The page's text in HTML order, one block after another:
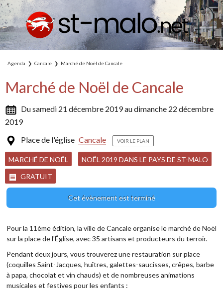
Agenda Cancale Marché de Noël de Cancale
Marché de Noël de Cancale
Du samedi 21 décembre 2019 au dimanche 22 décembre
2019
Place de l'église Cancale VOIR LE PLAN
MARCHÉ DE NOËL
NOËL 2019 DANS LE PAYS DE ST-MALO
GRATUIT
Cet évènement est terminé
Pour la 11ème édition, la ville de Cancale organise le marché de Noël
sur la place de l'Église, avec 35 artisans et producteurs du terroir.
Pendant deux jours, vous trouverez une restauration sur place
(coquilles Saint-Jacques, huîtres, galettes-saucisses, crêpes, barbe
à papa, chocolat et vin chauds) et de nombreuses animations
musicales et festives pour les enfants :